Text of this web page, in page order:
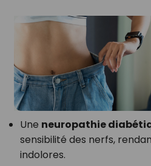
Une neuropathie
sensibilité des nerfs,
indolores.